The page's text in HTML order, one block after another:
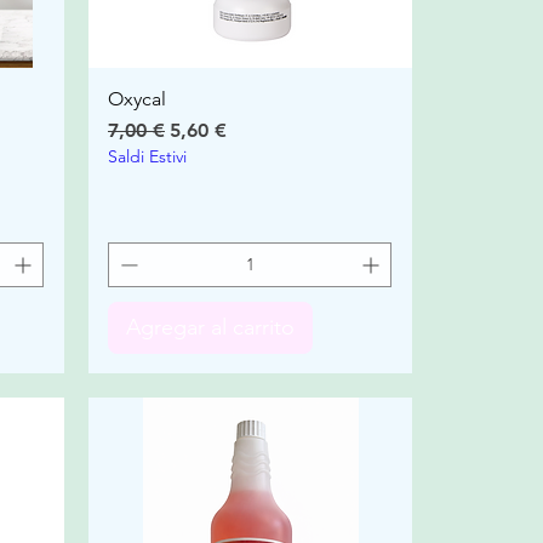
Oxycal
Precio
7,00 € Precio de oferta
5,60 €
Saldi Estivi